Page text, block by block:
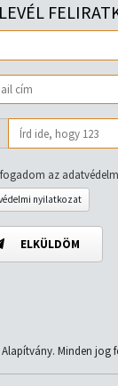
az
nyilatkozat
ELKÜLDÖM
Minden jog